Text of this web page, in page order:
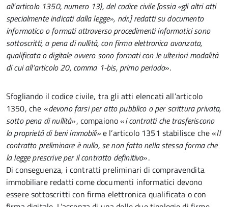
all’articolo 1350, numero 13), del codice civile [ossia «gli altri atti
specialmente indicati dalla legge», ndr.] redatti su documento
informatico o formati attraverso procedimenti informatici sono
sottoscritti, a pena di nullità, con firma elettronica avanzata,
qualificata o digitale ovvero sono formati con le ulteriori modalità
di cui all’articolo 20, comma 1-bis, primo periodo».
Sfogliando il codice civile, tra gli atti elencati all’articolo
1350, che «devono farsi per atto pubblico o per scrittura privata,
sotto pena di nullità», compaiono «i contratti che trasferiscono
la proprietà di beni immobili»e l’articolo 1351 stabilisce che «Il
contratto preliminare è nullo, se non fatto nella stessa forma che
la legge prescrive per il contratto definitivo».
Di conseguenza, i contratti preliminari di compravendita
immobiliare redatti come documenti informatici devono
essere sottoscritti con firma elettronica qualificata o con